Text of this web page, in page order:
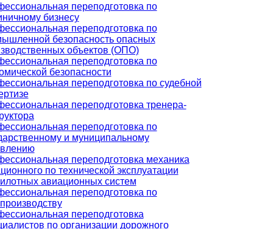
переподготовка по
бизнесу
переподготовка по
безопасность опасных
объектов (ОПО)
переподготовка по
безопасности
переподготовка по судебной
переподготовка тренера-
переподготовка по
и муниципальному
переподготовка механика
по технической эксплуатации
авиационных систем
переподготовка по
переподготовка
по организации дорожного